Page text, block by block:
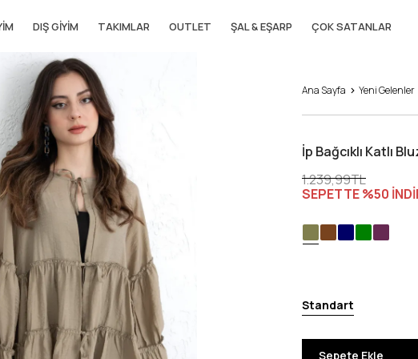
DIŞ GIYIM TAKIMLAR OUTLET ŞAL & EŞARP ÇOK SATANLAR
Ana Sayfa Yeni Gelenler
İp Bağcıklı Katlı
1.239,99TL
SEPETTE %50
Standart
Sepete Ekle